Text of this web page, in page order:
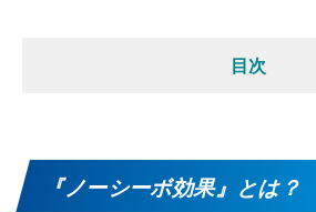
目次
『ノーシーボ効果』とは？